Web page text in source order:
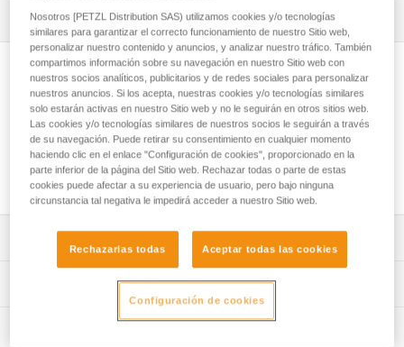
Todos los contenidos técnicos 1 Filtrar
Cómo calcular la relación del polipasto
Technical Notice
Aplicación para el control y seguimiento de sus EPI
Nosotros [PETZL Distribution SAS) utilizamos cookies y/o tecnologías
similares para garantizar el correcto funcionamiento de nuestro Sitio web,
personalizar nuestro contenido y anuncios, y analizar nuestro tráfico. También
compartimos información sobre su navegación en nuestro Sitio web con
nuestros socios analíticos, publicitarios y de redes sociales para personalizar
nuestros anuncios. Si los acepta, nuestras cookies y/o tecnologías similares
solo estarán activas en nuestro Sitio web y no le seguirán en otros sitios web.
Las cookies y/o tecnologías similares de nuestros socios le seguirán a través
de su navegación. Puede retirar su consentimiento en cualquier momento
haciendo clic en el enlace "Configuración de cookies", proporcionado en la
parte inferior de la página del Sitio web. Rechazar todas o parte de estas
cookies puede afectar a su experiencia de usuario, pero bajo ninguna
circunstancia tal negativa le impedirá acceder a nuestro Sitio web.
Rechazarlas todas Aceptar todas las cookies
Configuración de cookies